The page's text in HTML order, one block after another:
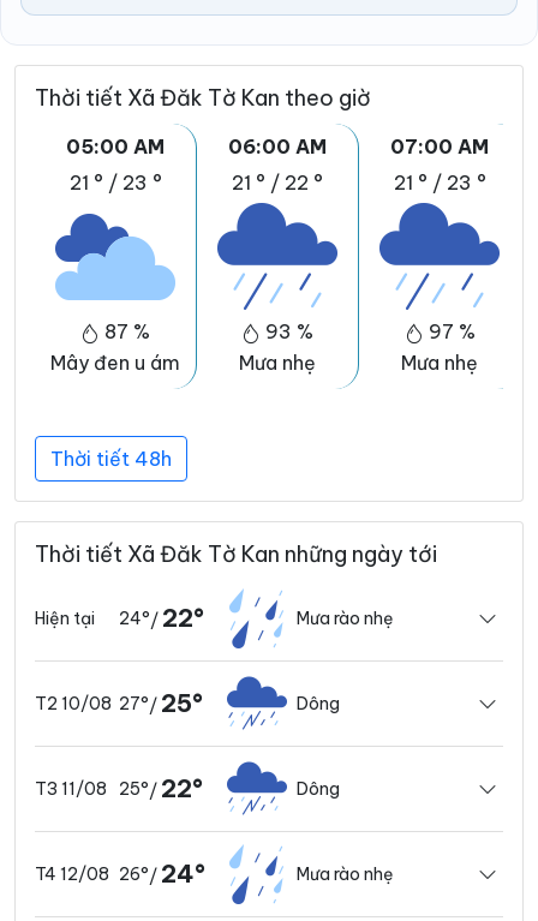
Thời tiết Xã Đăk Tờ Kan theo giờ
05:00 AM
21 ° / 23 °
87 %
Mây đen u ám
06:00 AM
21 ° / 22 °
93 %
Mưa nhẹ
07:00 AM
21 ° / 23 °
97 %
Mưa nhẹ
Thời tiết 48h
Thời tiết Xã Đăk Tờ Kan những ngày tới
Hiện tại 24°/ 22° Mưa rào nhẹ
T2 10/08 27°/ 25° Dông
T3 11/08 25°/ 22° Dông
T4 12/08 26°/ 24° Mưa rào nhẹ